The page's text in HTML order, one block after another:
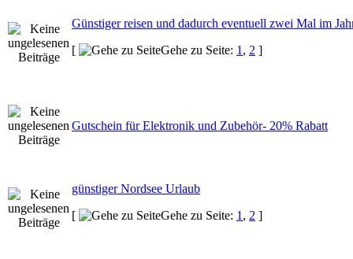
Günstiger reisen und dadurch eventuell zwei Mal im
[
Gehe zu Seite: 1 , 2 ]
Gutschein für Elektronik und Zubehör- 20% Rabatt
günstiger Nordsee Urlaub
[
Gehe zu Seite: 1 , 2 ]